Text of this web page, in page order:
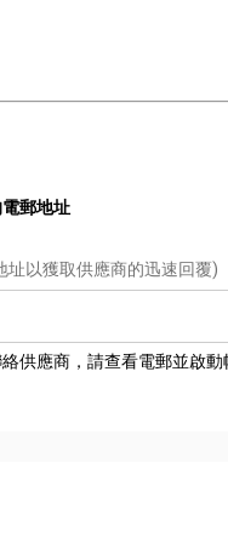
郵地址
址以獲取供應商的迅速回覆)
供應商，請查看電郵並啟動